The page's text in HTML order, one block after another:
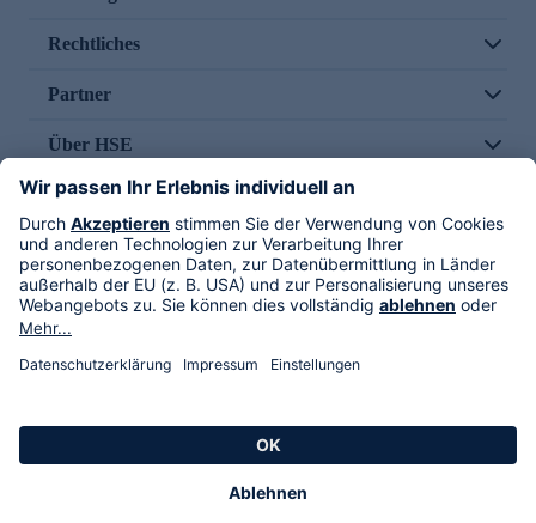
Rechtliches
Partner
Über HSE
Im TV
HSE International